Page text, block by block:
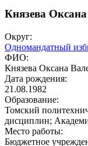
Князева
Округ:
Одномандатный
ФИО:
Князева Оксана
Дата рождения:
21.08.1982
Образование:
Томский
дисциплин;
Место работы:
Бюджетное